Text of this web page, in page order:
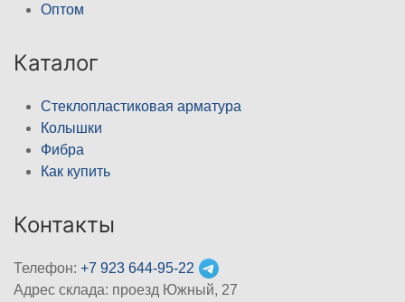
Оптом
Каталог
Стеклопластиковая арматура
Колышки
Фибра
Как купить
Контакты
Телефон: +7 923 644-95-22
Адрес склада: проезд Южный, 27